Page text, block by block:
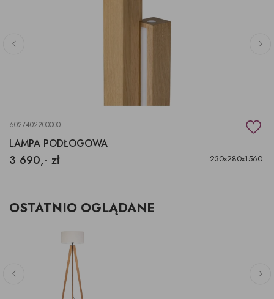
6027402200000
LAMPA PODŁOGOWA
3 690,- zł 230x280x1560
OSTATNIO OGLĄDANE